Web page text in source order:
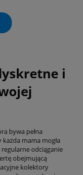
i
bywa pełna
mama mogła
odciąganie
obejmującą
kolektory